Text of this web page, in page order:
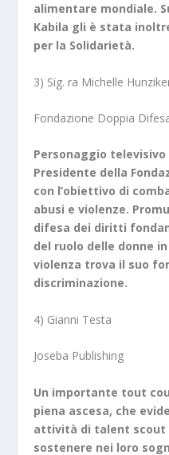
alimentare mondiale.
Kabila gli è stata
per la Solidarietà.
3) Sig. ra Michelle
Fondazione Doppia
Personaggio
Presidente della
con l’obiettivo di
abusi e violenze.
difesa dei diritti
del ruolo delle donne
violenza trova il suo
discriminazione.
4) Gianni Testa
Joseba Publishing
Un importante tout
piena ascesa, che
attività di talent scout
sostenere nei loro